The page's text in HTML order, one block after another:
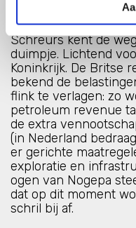
chemieorganisatie
Schreurs kent de
duimpje. Lichtend
Koninkrijk. De Britse
bekend de
flink te verlagen: zo
petroleum revenue
de extra
(in Nederland
er gerichte
exploratie en
ogen van Nogepa
dat op dit moment
schril bij af.